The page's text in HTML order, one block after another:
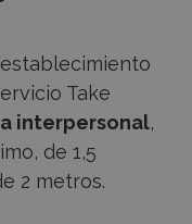
Take
interpersonal,
de 1,5
2 metros.